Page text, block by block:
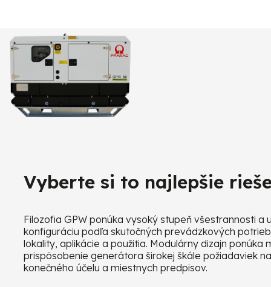
Vyberte si to najlepšie
Filozofia GPW ponúka vysoký stupeň všestrannosti a
konfiguráciu podľa skutočných prevádzkových
lokality, aplikácie a použitia. Modulárny dizajn
prispôsobenie generátora širokej škále požiadaviek
konečného účelu a miestnych predpisov.